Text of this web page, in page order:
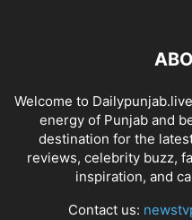
Welcome to
energy of Punjab and
destination for the
reviews, celebrity buzz,
inspiration, and
Contact us: